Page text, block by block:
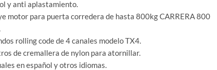
y anti aplastamiento.
motor para puerta corredera de hasta 800kg CARRERA 800
rolling code de 4 canales modelo TX4.
de cremallera de nylon para atornillar.
en español y otros idiomas.